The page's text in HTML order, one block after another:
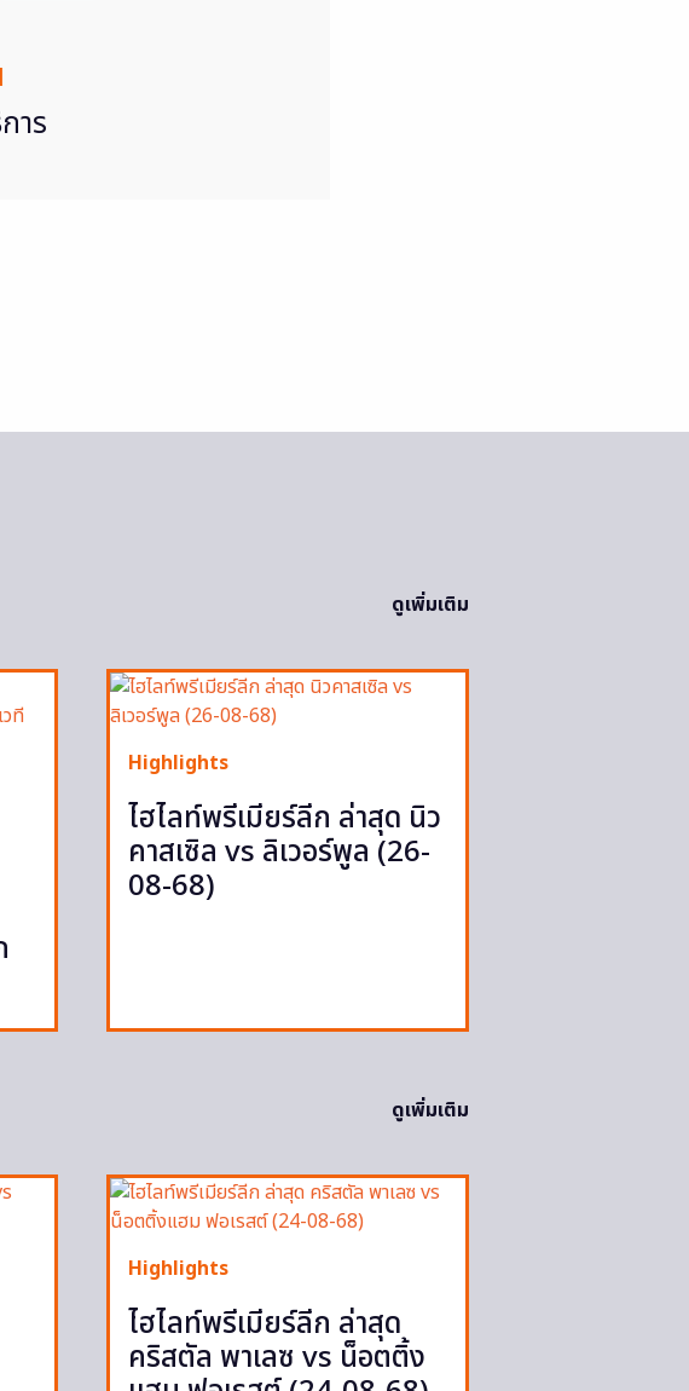
าร
ดูเพิ่มเติม
Highlights
ไฮไลท์พรีเมียร์ลีก ล่าสุด นิว
คาสเซิล vs ลิเวอร์พูล (26-
08-68)
ดูเพิ่มเติม
Highlights
ไฮไลท์พรีเมียร์ลีก ล่าสุด
คริสตัล พาเลซ vs น็อตติ้ง